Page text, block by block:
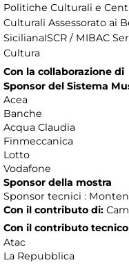
Politiche Culturali e
Culturali Assessorato ai
SicilianaISCR / MIBAC
Cultura
Con la collaborazione di
Sponsor del Sistema
Acea
Banche
Acqua Claudia
Finmeccanica
Lotto
Vodafone
Sponsor della mostra
Sponsor tecnici :
Con il contributo di:
Con il contributo
Atac
La Repubblica